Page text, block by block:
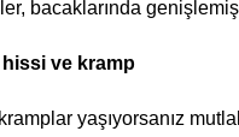
bacaklarında genişlemiş,
hissi ve kramp
yaşıyorsanız